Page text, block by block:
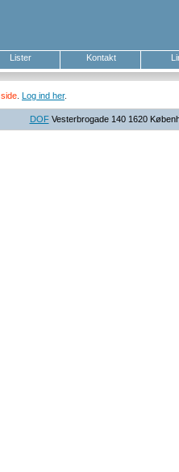
Lister Kontakt
Log ind her.
DOFVesterbrogade 140 1620